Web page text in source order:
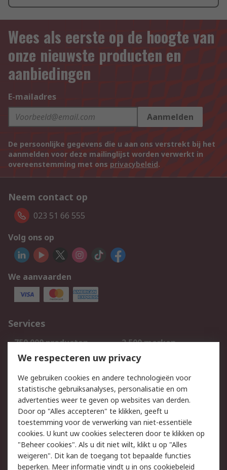
Wees als eerste op de hoogte van
onze nieuwste producten en
aanbiedingen
E-mailadres
Aanmelden
De persoonlijke gegevens die u aan ons verstrekt bij het
aanmelden voor deze mailinglijst worden verwerkt in
overeenstemming met ons privacybeleid.
Neem contact op
023 51 66 555
Volg ons op
We aanvaarden
Services
750.000 producten
2.500 merken
Bestellen
Inkoopoplossingen
Track & Trace
Wettelijk
Cookiebeleid
Email veiligheid
Privacybeleid
Websitevoorwaarden
Algemene
We respecteren uw privacy
We gebruiken cookies en andere technologieën voor
statistische gebruiksanalyses, personalisatie en om
advertenties weer te geven op websites van derden.
Door op "Alles accepteren" te klikken, geeft u
toestemming voor de verwerking van niet-essentiële
cookies. U kunt uw cookies selecteren door te klikken op
"Beheer cookies". Als u dit niet wilt, klikt u op "Alles
weigeren". Dit kan de toegang tot bepaalde functies
beperken. Meer informatie vindt u in ons cookiebeleid